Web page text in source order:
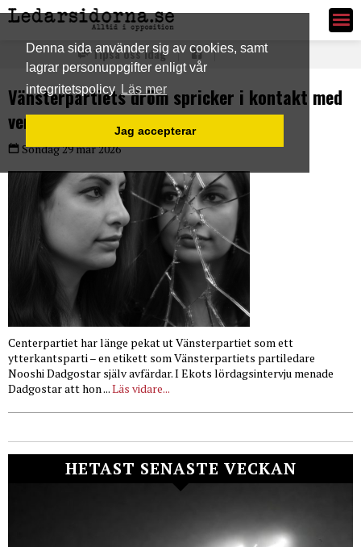
Denna sida använder sig av cookies, samt
lagrar personuppgifter enligt vår
integritetspolicy Läs mer
Jag accepterar
Ledarsidorna.se
Tipsa oss idag
Vänsterpartiets dröm spricker i kontakt med
verkligheten
Söndag 29 mar 2026
Centerpartiet har länge pekat ut Vänsterpartiet som ett
ytterkantsparti – en etikett som Vänsterpartiets partiledare
Nooshi Dadgostar själv avfärdar. I Ekots lördagsintervju menade
Dadgostar att hon ...Läs vidare...
HETAST SENASTE VECKAN